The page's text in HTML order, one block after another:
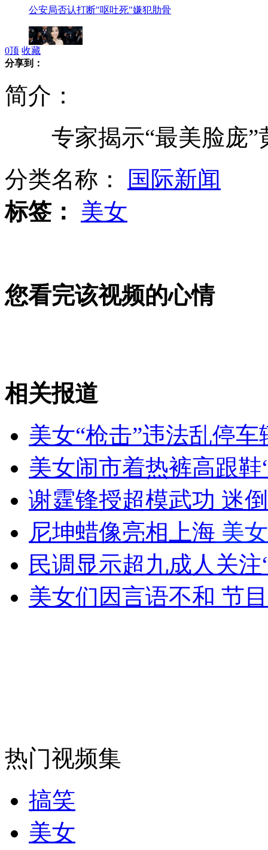
公安局否认打断"呕吐死"嫌犯肋骨
卫星图片显示朝鲜为核试验作准备
瓮安少年当选人大代表 曾冲击政府
美国到底向谁购买了伪劣零件？
山西运城恶犬咬伤多人 警民合力深夜将其击毙
女孩北京地铁殴打老人 痛下狠手拳打脚踢
无痛分娩是否安全 医生回应
外交部：反对强权政治霸凌主义
外交部：有关国家言论片面不公正
0顶 收藏
分享到：
简介：
专家揭示“最美脸庞”
分类名称：
国际新闻
标签：
美女
您看完该视频的心情
相关报道
美女“枪击”违法乱停车
美女闹市着热裤高跟鞋
谢霆锋授超模武功 迷
尼坤蜡像亮相上海 美女
民调显示超九成人关
美女们因言语不和 节
热门视频集
搞笑
美女